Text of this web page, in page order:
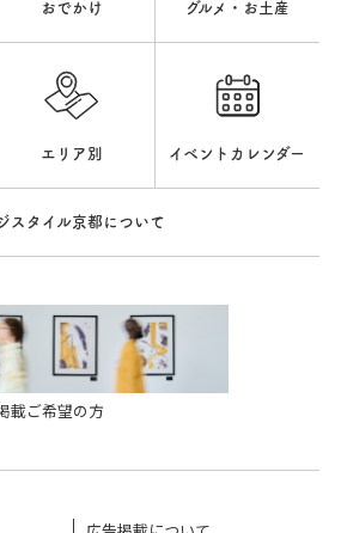
おでかけ グルメ・お土産
エリア別 イベントカレンダー
スタイル京都について
載ご希望の方